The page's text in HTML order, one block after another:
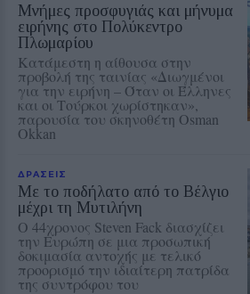
Μνήμες προσφυγιάς και μήνυμα
ειρήνης στο Πολύκεντρο
Πλωμαρίου
Κατάμεστη η αίθουσα στην
προβολή της ταινίας «Διωγμένοι
για την ειρήνη – Όταν οι Έλληνες
και οι Τούρκοι χωρίστηκαν»,
παρουσία του σκηνοθέτη Osman
Okkan
ΔΡΑΣΕΙΣ
Με το ποδήλατο από το Βέλγιο
μέχρι τη Μυτιλήνη
Ο 44χρονος Steven Fack διασχίζει
την Ευρώπη σε μια προσωπική
δοκιμασία αντοχής με τελικό
προορισμό την ιδιαίτερη πατρίδα
της συντρόφου του